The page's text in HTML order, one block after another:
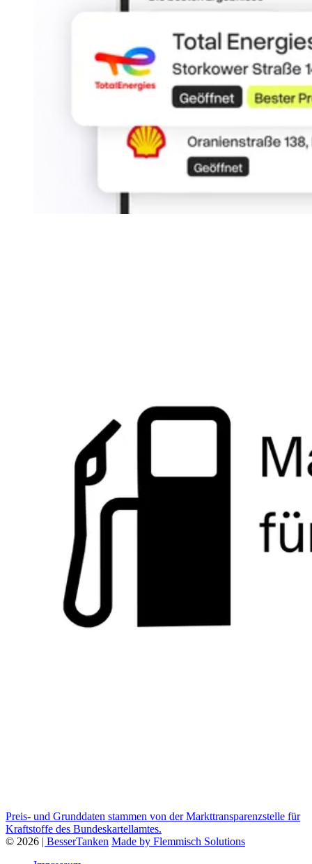
Preis- und Grunddaten stammen von der Markttransparenzstelle für
Kraftstoffe des Bundeskartellamtes.
© 2026 | BesserTanken Made by Flemmisch Solutions